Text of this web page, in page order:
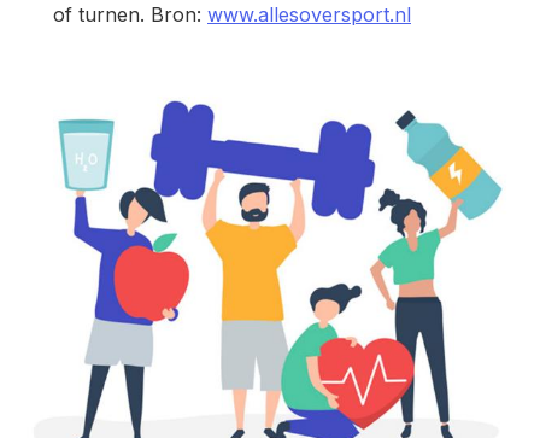
of turnen. Bron: www.allesoversport.nl